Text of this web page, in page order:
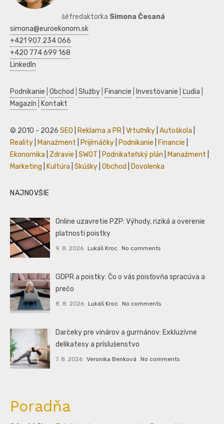
šéfredaktorka Simona Česaná
simona@euroekonom.sk
+421 907 234 066
+420 774 699 168
LinkedIn
Podnikanie Obchod Služby Financie Investovanie Ľudia
Magazín
Kontakt
© 2010 - 2026 SEO Reklama a PR Vrtuľníky Autoškola
Reality
Manažment Prijímáčky Podnikanie Financie
Ekonomika
Zdravie SWOT Podnikateľský plán Manažment
Marketing
Kultúra Skúšky Obchod Dovolenka
NAJNOVŠIE
Online uzavretie PZP: Výhody, riziká a overenie
platnosti poistky
9. 8. 2026 Lukáš Kroc No comments
GDPR a poistky: Čo o vás poisťovňa spracúva a
prečo
8. 8. 2026 Lukáš Kroc No comments
Darčeky pre vinárov a gurmánov: Exkluzívne
delikatesy a príslušenstvo
7. 8. 2026 Veronika Benková No comments
Poradňa